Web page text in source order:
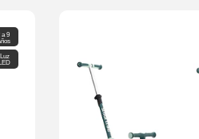
a 9
Luz